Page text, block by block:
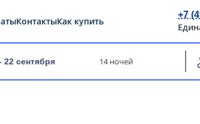
КонтактыКак купить
+7
22 сентября 14 ночей